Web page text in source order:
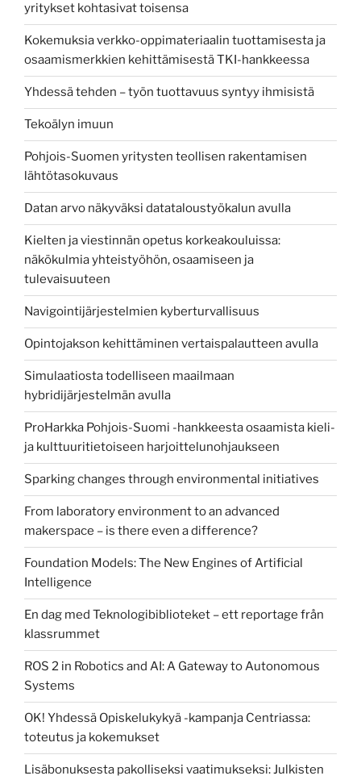
yritykset kohtasivat toisensa
Kokemuksia verkko-oppimateriaalin tuottamisesta ja
osaamismerkkien kehittämisestä TKI-hankkeessa
Yhdessä tehden – työn tuottavuus syntyy ihmisistä
Tekoälyn imuun
Pohjois-Suomen yritysten teollisen rakentamisen
lähtötasokuvaus
Datan arvo näkyväksi datataloustyökalun avulla
Kielten ja viestinnän opetus korkeakouluissa:
näkökulmia yhteistyöhön, osaamiseen ja
tulevaisuuteen
Navigointijärjestelmien kyberturvallisuus
Opintojakson kehittäminen vertaispalautteen avulla
Simulaatiosta todelliseen maailmaan
hybridijärjestelmän avulla
ProHarkka Pohjois-Suomi -hankkeesta osaamista kieli-
ja kulttuuritietoiseen harjoittelunohjaukseen
Sparking changes through environmental initiatives
From laboratory environment to an advanced
makerspace – is there even a difference?
Foundation Models: The New Engines of Artificial
Intelligence
En dag med Teknologibiblioteket – ett reportage från
klassrummet
ROS 2 in Robotics and AI: A Gateway to Autonomous
Systems
OK! Yhdessä Opiskelukykyä -kampanja Centriassa:
toteutus ja kokemukset
Lisäbonuksesta pakolliseksi vaatimukseksi: Julkisten